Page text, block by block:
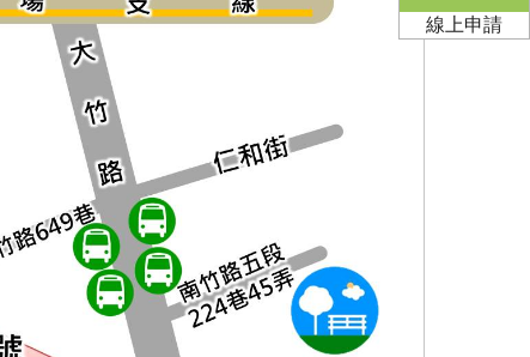
線上申請